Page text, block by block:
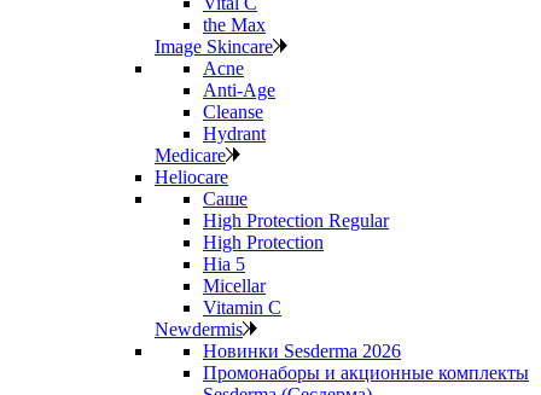
the Max
Image Skincare
Acne
Anti‑Age
Cleanse
Hydrant
Medicare
Heliocare
Саше
High Protection Regular
High Protection
Hia 5
Micellar
Vitamin C
Newdermis
Новинки Sesderma 2026
Промонаборы и акционные комплекты